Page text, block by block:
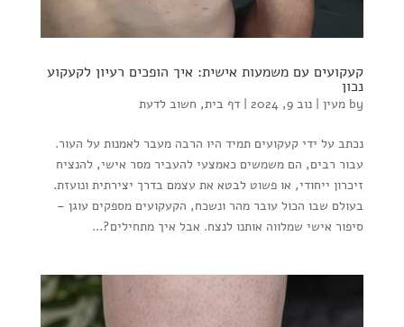
קעקועים עם משמעות אישית: איך הופכים רעיון לקעקוע
נכון
by מעין| נוב 9, 2024 | דף בית, חשוב לדעת
נכתב על ידי קעקועים תמיד היו הרבה מעבר לאמנות על העור.
עבור רבים, הם משמשים כאמצעי להעביר מסר אישי, להנציח
זיכרון ייחודי, או פשוט לבטא את עצמם בדרך יצירתית ונועזת.
בעולם שבו הכול עובר מהר ונשכח, הקעקועים מספקים עוגן –
סיפור אישי שמלווה אותנו לנצח. אבל איך מתחילים?...